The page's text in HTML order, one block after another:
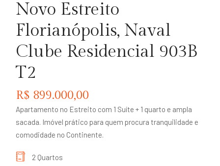
Novo Estreito
Florianópolis, Naval
Clube Residencial 903B
T2
R$ 899.000,00
Apartamento no Estreito com 1 Suíte + 1 quarto e ampla
sacada. Imóvel prático para quem procura tranquilidade e
comodidade no Continente.
2 Quartos